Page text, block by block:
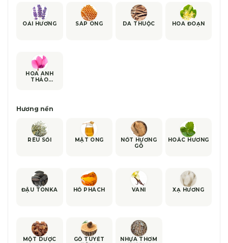
OẢI HƯƠNG SÁP ONG DA THUỘC HOA ĐOẠN
HOA ANH
THẢO
Hương nền
RÊU SỒI MẬT ONG
NỐT HƯƠNG
GỖ
HOẮC HƯƠNG
ĐẬU TONKA HỔ PHÁCH VANI XẠ HƯƠNG
MỘT DƯỢC
GỖ TUYẾT
NHỰA THƠM